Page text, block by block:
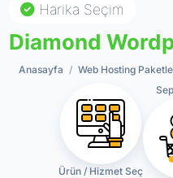
Diamond
Harika Seçim
Anasayfa Web Hosting
Ürün / Hizmet Seç